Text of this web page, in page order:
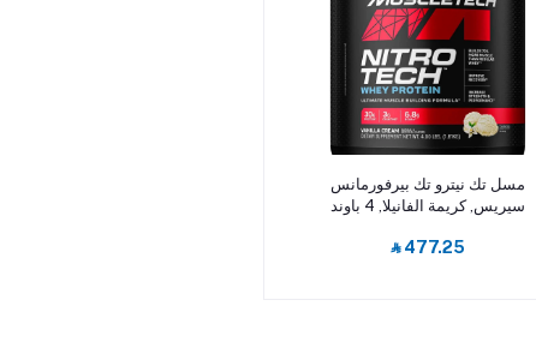
أضف إلى السلة
مسل تك نيترو تك بيرفورمانس
سيريس, كريمة الفانيلا, 4 باوند
‎⃁ 477.25